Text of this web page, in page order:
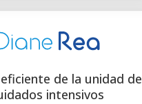
de la unidad de
intensivos